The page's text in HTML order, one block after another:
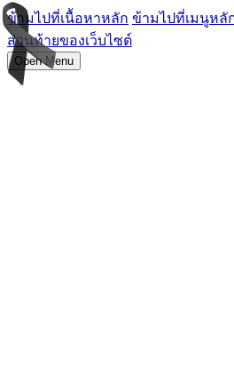
ข้ามไปที่เนื้อหาหลัก ข้ามไปที่เมนูหลั
ส่วนท้ายของเว็บไซต์
Open Menu